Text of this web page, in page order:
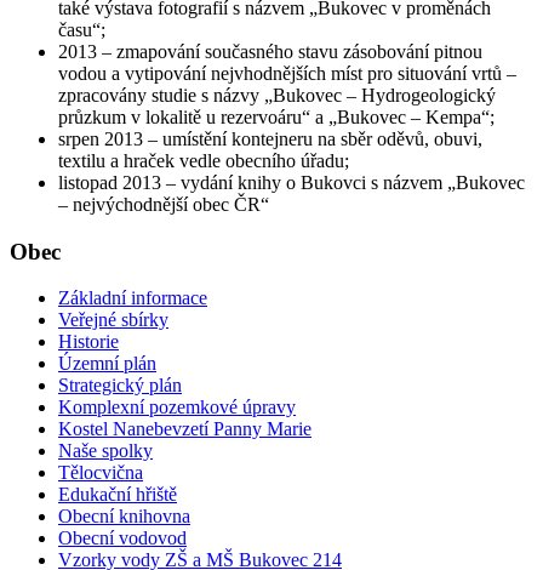
také výstava fotografií s názvem „Bukovec v proměnách
času“;
2013 – zmapování současného stavu zásobování pitnou
vodou a vytipování nejvhodnějších míst pro situování vrtů –
zpracovány studie s názvy „Bukovec – Hydrogeologický
průzkum v lokalitě u rezervoáru“ a „Bukovec – Kempa“;
srpen 2013 – umístění kontejneru na sběr oděvů, obuvi,
textilu a hraček vedle obecního úřadu;
listopad 2013 – vydání knihy o Bukovci s názvem „Bukovec
– nejvýchodnější obec ČR“
Obec
Základní informace
Veřejné sbírky
Historie
Územní plán
Strategický plán
Komplexní pozemkové úpravy
Kostel Nanebevzetí Panny Marie
Naše spolky
Tělocvična
Edukační hřiště
Obecní knihovna
Obecní vodovod
Vzorky vody ZŠ a MŠ Bukovec 214